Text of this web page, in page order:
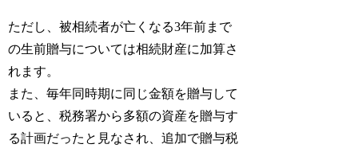
ただし、被相続者が亡くなる3年前まで
の生前贈与については相続財産に加算さ
れます。
また、毎年同時期に同じ金額を贈与して
いると、税務署から多額の資産を贈与す
る計画だったと見なされ、追加で贈与税